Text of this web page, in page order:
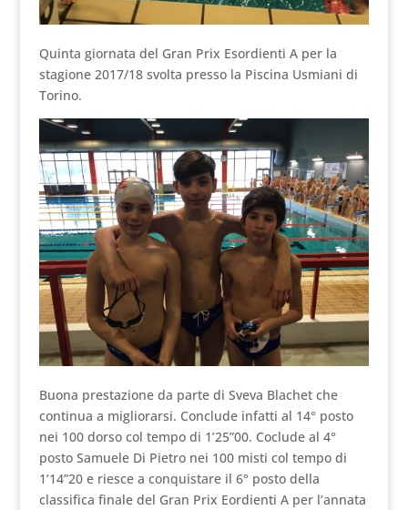
Quinta giornata del Gran Prix Esordienti A per la
stagione 2017/18 svolta presso la Piscina Usmiani di
Torino.
Buona prestazione da parte di Sveva Blachet che
continua a migliorarsi. Conclude infatti al 14° posto
nei 100 dorso col tempo di 1’25”00. Coclude al 4°
posto Samuele Di Pietro nei 100 misti col tempo di
1’14”20 e riesce a conquistare il 6° posto della
classifica finale del Gran Prix Eordienti A per l’annata